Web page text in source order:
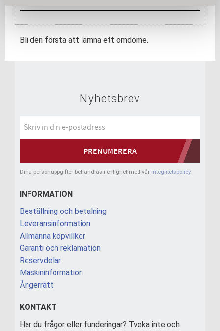
Bli den första att lämna ett omdöme.
Nyhetsbrev
PRENUMERERA
Dina personuppgifter behandlas i enlighet med vår integritetspolicy.
INFORMATION
Beställning och betalning
Leveransinformation
Allmänna köpvillkor
Garanti och reklamation
Reservdelar
Maskininformation
Ångerrätt
KONTAKT
Har du frågor eller funderingar? Tveka inte och